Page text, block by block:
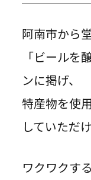
阿南市から
「ビールを
ンに掲げ、
特産物を使
していただ
ワクワクす